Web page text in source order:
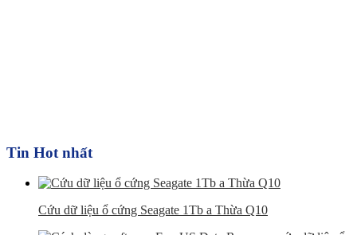
Tin Hot nhất
Cứu dữ liệu ổ cứng Seagate 1Tb a Thừa Q10